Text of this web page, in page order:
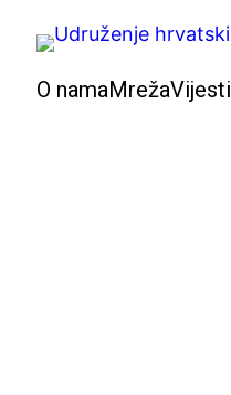
Skoči
sadržaja
O namaMrežaVijesti